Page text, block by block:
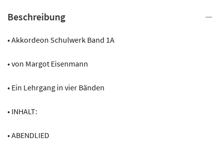
Menge
Beschreibung
• Akkordeon Schulwerk Band 1A
• von Margot Eisenmann
• Ein Lehrgang in vier Bänden
• INHALT:
• ABENDLIED